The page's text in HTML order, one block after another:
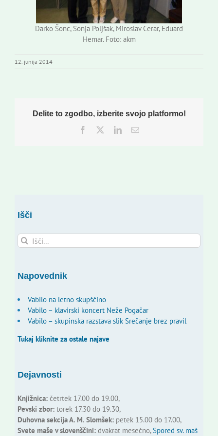
Darko Šonc, Sonja Poljšak, Miroslav Cerar, Eduard
Hemar. Foto: akm
12. junija 2014
Delite to zgodbo, izberite svojo platformo!
Facebook
TwitterLinkedInEmail
Išči
Search
for:
Napovednik
Vabilo na letno skupščino
Vabilo – klavirski koncert Neže Pogačar
Vabilo – skupinska razstava slik Srečanje brez pravil
Tukaj kliknite za ostale najave
Dejavnosti
Knjižnica:četrtek 17.00 do 19.00,
Pevski zbor:torek 17.30 do 19.30,
Duhovna sekcija A. M. Slomšek:petek 15.00 do 17.00,
Svete maše v slovenščini:dvakrat mesečno,Spored sv. maš